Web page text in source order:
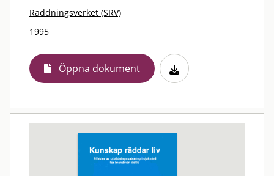
Räddningsverket (SRV)
1995
Öppna dokument